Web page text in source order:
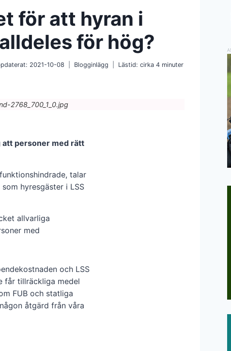
för att hyran i
för hög?
2021-10-08 Blogginlägg Lästid: cirka 4 minuter
2768_700_1_0.jpg
att personer med rätt
talar
hyresgäster i LSS
allvarliga
med
och LSS
får tillräckliga medel
FUB och statliga
åtgärd från våra